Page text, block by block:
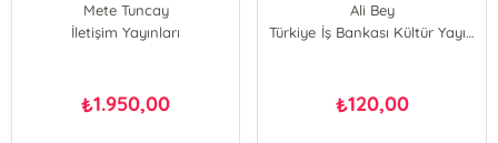
Mete Tuncay
İletişim Yayınları
₺1.950,00
Ali Bey
Türkiye İş Bankası Kültür Yayınları
₺120,00